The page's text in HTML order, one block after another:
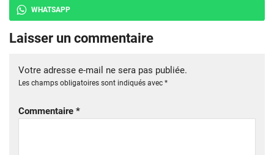
WHATSAPP
Laisser un commentaire
Votre adresse e-mail ne sera pas publiée.
Les champs obligatoires sont indiqués avec *
Commentaire *